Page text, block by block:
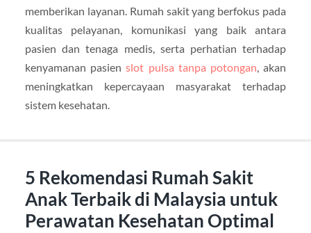
memberikan layanan. Rumah sakit yang berfokus pada
kualitas pelayanan, komunikasi yang baik antara
pasien dan tenaga medis, serta perhatian terhadap
kenyamanan pasienslot pulsa tanpa potongan, akan
meningkatkan kepercayaan masyarakat terhadap
sistem kesehatan.
5 Rekomendasi Rumah Sakit
Anak Terbaik di Malaysia untuk
Perawatan Kesehatan Optimal